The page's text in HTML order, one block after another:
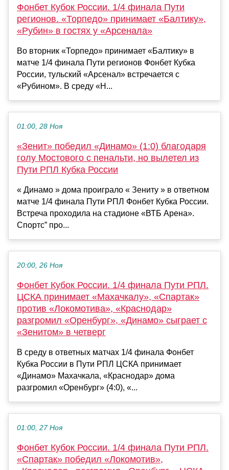
Фонбет Кубок России. 1/4 финала Пути
регионов. «Торпедо» принимает «Балтику»,
«Рубин» в гостях у «Арсенала»
Во вторник «Торпедо» принимает «Балтику» в
матче 1/4 финала Пути регионов Фонбет Кубка
России, тульский «Арсенал» встречается с
«Рубином». В среду «Н...
01:00, 28 Ноя
«Зенит» победил «Динамо» (1:0) благодаря
голу Мостового с пенальти, но вылетел из
Пути РПЛ Кубка России
« Динамо » дома проиграло « Зениту » в ответном
матче 1/4 финала Пути РПЛ Фонбет Кубка России.
Встреча проходила на стадионе «ВТБ Арена».
Спортс” про...
20:00, 26 Ноя
Фонбет Кубок России. 1/4 финала Пути РПЛ.
ЦСКА принимает «Махачкалу», «Спартак»
против «Локомотива», «Краснодар»
разгромил «Оренбург», «Динамо» сыграет с
«Зенитом» в четверг
В среду в ответных матчах 1/4 финала Фонбет
Кубка России в Пути РПЛ ЦСКА принимает
«Динамо» Махачкала, «Краснодар» дома
разгромил «Оренбург» (4:0), «...
01:00, 27 Ноя
Фонбет Кубок России. 1/4 финала Пути РПЛ.
«Спартак» победил «Локомотив»,